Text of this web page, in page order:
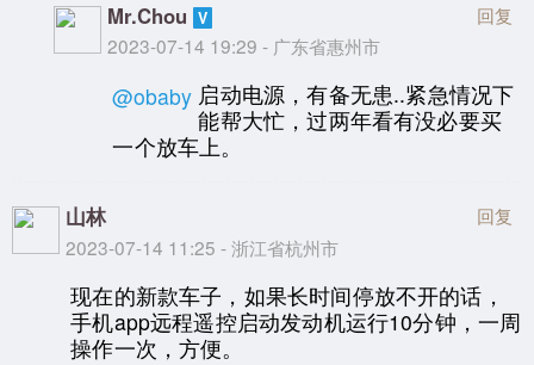
Mr.Chou
2023-07-14 19:29 - 广东省惠州市
回复
@obaby 启动电源，有备无患..紧急情况下
能帮大忙，过两年看有没必要买
一个放车上。
山林
2023-07-14 11:25 - 浙江省杭州市
回复
现在的新款车子，如果长时间停放不开的话，
手机app远程遥控启动发动机运行10分钟，一周
操作一次，方便。